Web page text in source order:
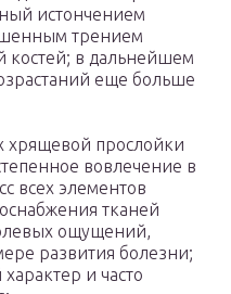
истончением
трением
костей; в дальнейшем
еще больше
прослойки
вовлечение в
всех элементов
тканей
ощущений,
развития болезни;
и часто